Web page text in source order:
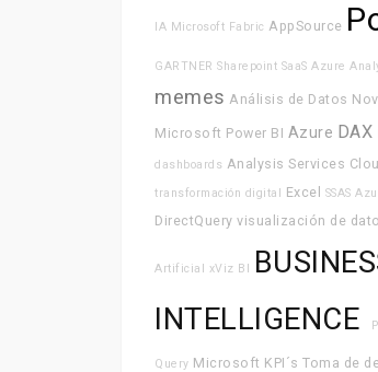
IA Microsoft Fabric AppSource
GARTNER Sharepoint SaaS Azure
memes Análisis de Datos
Microsoft Power BI Azure DAX
dashboards Analysis Services
transformación digital Excel SSAS
DirectQuery visualización de
Artificial xViz BI
INTELLIGENCE
Query Microsoft KPI´s Toma de